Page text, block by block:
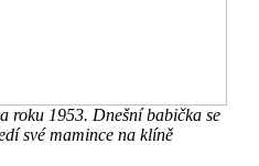
roku 1953. Dnešní babička se
své mamince na klíně